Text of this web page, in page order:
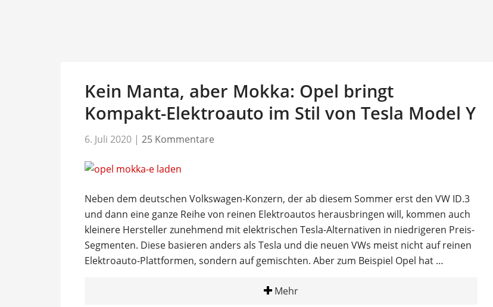
Kein Manta, aber Mokka: Opel bringt
Kompakt-Elektroauto im Stil von Tesla Model Y
6. Juli 2020 | 25 Kommentare
Neben dem deutschen Volkswagen-Konzern, der ab diesem Sommer erst den VW ID.3
und dann eine ganze Reihe von reinen Elektroautos herausbringen will, kommen auch
kleinere Hersteller zunehmend mit elektrischen Tesla-Alternativen in niedrigeren Preis-
Segmenten. Diese basieren anders als Tesla und die neuen VWs meist nicht auf reinen
Elektroauto-Plattformen, sondern auf gemischten. Aber zum Beispiel Opel hat …
Mehr